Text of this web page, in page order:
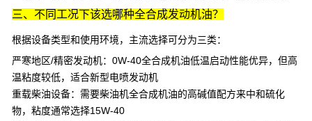
三、不同工况下该选哪种全合成发动机油？
根据设备类型和使用环境，主流选择可分为三类：
严寒地区/精密发动机： 0W-40全合成机油低温启动性能优异，但高
温粘度较低，适合新型电喷发动机
重载柴油设备：需要柴油机全合成机油的高碱值配方来中和硫化
物，粘度通常选择15W-40